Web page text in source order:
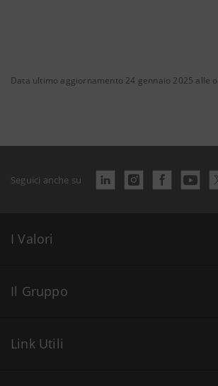
Data ultimo aggiornamento 24 gennaio 2025 alle
Seguici anche su
I Valori
Il Gruppo
Link Utili